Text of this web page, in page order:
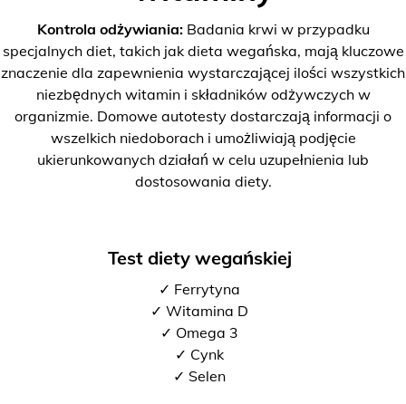
Kontrola odżywiania:Badania krwi w przypadku
specjalnych diet, takich jak dieta wegańska, mają kluczowe
znaczenie dla zapewnienia wystarczającej ilości wszystkich
niezbędnych witamin i składników odżywczych w
organizmie. Domowe autotesty dostarczają informacji o
wszelkich niedoborach i umożliwiają podjęcie
ukierunkowanych działań w celu uzupełnienia lub
dostosowania diety.
Test diety wegańskiej
✓ Ferrytyna
✓ Witamina D
✓ Omega 3
✓ Cynk
✓ Selen